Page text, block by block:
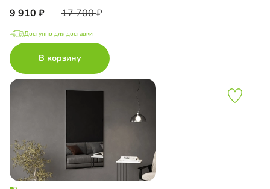
9 910 17 700
Доступно для доставки
В корзину